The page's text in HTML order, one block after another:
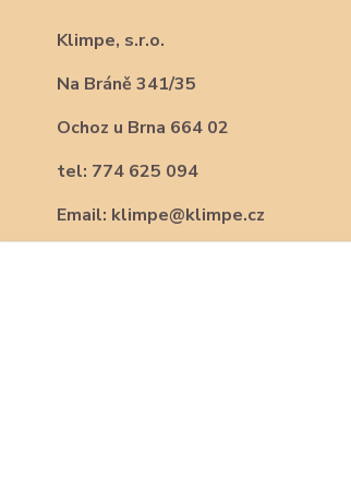
Klimpe, s.r.o.
Na Bráně 341/35
Ochoz u Brna 664 02
tel: 774 625 094
Email: klimpe@klimpe.cz